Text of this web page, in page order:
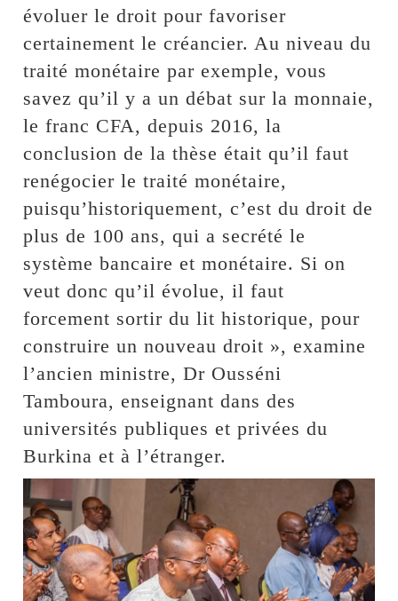
évoluer le droit pour favoriser
certainement le créancier. Au niveau du
traité monétaire par exemple, vous
savez qu’il y a un débat sur la monnaie,
le franc CFA, depuis 2016, la
conclusion de la thèse était qu’il faut
renégocier le traité monétaire,
puisqu’historiquement, c’est du droit de
plus de 100 ans, qui a secrété le
système bancaire et monétaire. Si on
veut donc qu’il évolue, il faut
forcement sortir du lit historique, pour
construire un nouveau droit », examine
l’ancien ministre, Dr Ousséni
Tamboura, enseignant dans des
universités publiques et privées du
Burkina et à l’étranger.